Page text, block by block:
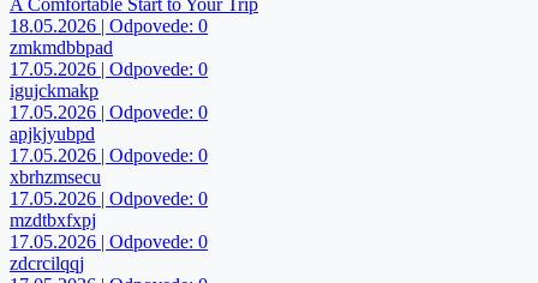
A Comfortable Start to Your Trip
18.05.2026 | Odpovede: 0
zmkmdbbpad
17.05.2026 | Odpovede: 0
igujckmakp
17.05.2026 | Odpovede: 0
apjkjyubpd
17.05.2026 | Odpovede: 0
xbrhzmsecu
17.05.2026 | Odpovede: 0
mzdtbxfxpj
17.05.2026 | Odpovede: 0
zdcrcilqqj